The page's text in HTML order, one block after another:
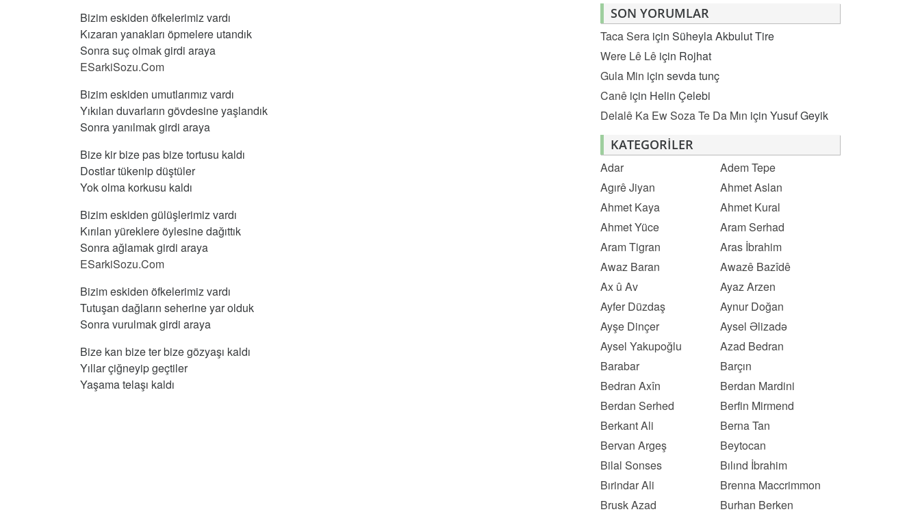
Bizim eskiden öfkelerimiz vardı
Kızaran yanakları öpmelere utandık
Sonra suç olmak girdi araya
ESarkiSozu.Com
Bizim eskiden umutlarımız vardı
Yıkılan duvarların gövdesine yaşlandık
Sonra yanılmak girdi araya
Bize kir bize pas bize tortusu kaldı
Dostlar tükenip düştüler
Yok olma korkusu kaldı
Bizim eskiden gülüşlerimiz vardı
Kırılan yüreklere öylesine dağıttık
Sonra ağlamak girdi araya
ESarkiSozu.Com
Bizim eskiden öfkelerimiz vardı
Tutuşan dağların seherine yar olduk
Sonra vurulmak girdi araya
Bize kan bize ter bize gözyaşı kaldı
Yıllar çiğneyip geçtiler
Yaşama telaşı kaldı
SON YORUMLAR
Taca Sera için Süheyla Akbulut Tire
Were Lê Lê için Rojhat
Gula Min için sevda tunç
Canê için Helin Çelebi
Delalê Ka Ew Soza Te Da Mın için Yusuf Geyik
KATEGORILER
Adar
Adem Tepe
Agırê Jiyan
Ahmet Aslan
Ahmet Kaya
Ahmet Kural
Ahmet Yüce
Aram Serhad
Aram Tigran
Aras İbrahim
Awaz Baran
Awazê Bazîdê
Ax û Av
Ayaz Arzen
Ayfer Düzdaş
Aynur Doğan
Ayşe Dinçer
Aysel Əlizadə
Aysel Yakupoğlu
Azad Bedran
Barabar
Barçın
Bedran Axîn
Berdan Mardini
Berdan Serhed
Berfin Mirmend
Berkant Ali
Berna Tan
Bervan Argeş
Beytocan
Bilal Sonses
Bılınd İbrahim
Bırindar Ali
Brenna Maccrimmon
Brusk Azad
Burhan Berken